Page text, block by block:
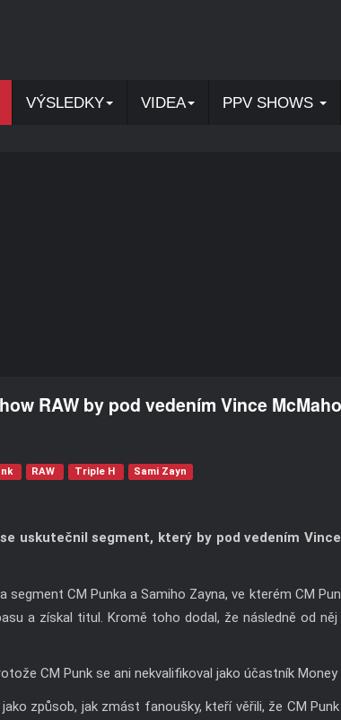
VÝSLEDKY VIDEA PPV SHOWS
RAW by pod vedením Vince
RAW Triple H Sami Zayn
se uskutečnil segment, který by pod vedením
segment CM Punka a Samiho Zayna, ve kterém CM
a získal titul. Kromě toho dodal, že následně od
CM Punk se ani nekvalifikoval jako účastník
způsob, jak zmást fanoušky, kteří věřili, že CM